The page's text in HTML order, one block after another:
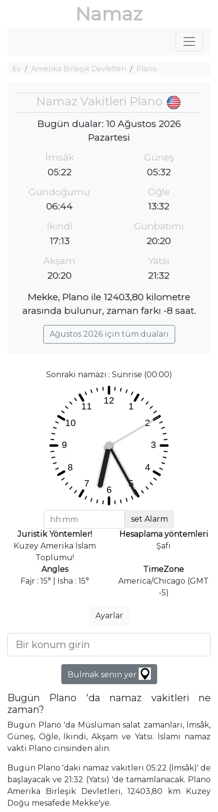
Namaz
Ev Amerika Birleşik Devletleri Plano
Namaz Vakitleri Plano
Bugün dualar: 10 Ağustos 2026
Pazartesi
İmsâk
05:22
Güneş
05:32
Gündoğumu
06:44
Öğle
13:32
İkindi
17:13
Günbatımı
20:20
Akşam
20:20
Yatsı
21:32
Mekke, Plano ile 12403,80 kilometre
arasında bulunur, zaman farkı -8 saat.
Ağustos 2026 için tüm duaları
Sonraki namazı : Sunrise (00:00)
set Alarm
Juristik Yöntemler!
Kuzey Amerika İslam
Toplumu!
Hesaplama yöntemleri
Şafi
Angles
Fajr : 15° | Isha : 15°
TimeZone
America/Chicago (GMT
-5)
Ayarlar
Bulmak senin yer
Bugün Plano 'da namaz vakitleri ne
zaman?
Bugün Plano 'da Müslüman salat zamanları, İmsâk,
Güneş, Öğle, İkindi, Akşam ve Yatsı. İslami namaz
vakti Plano cinsinden alın.
Bugün Plano 'daki namaz vakitleri 05:22 (İmsâk)' de
başlayacak ve 21:32 (Yatsı) 'de tamamlanacak. Plano
Amerika Birleşik Devletleri, 12403,80 km Kuzey
Doğu mesafede Mekke'ye.